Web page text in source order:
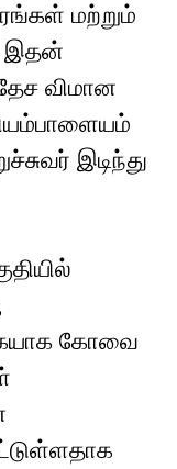
மற்றும்
இதன்
விமான
இடிந்து
கோவை